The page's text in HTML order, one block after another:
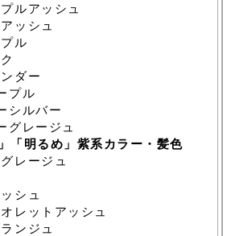
ルアッシュ
ッシュ
ル
ダー
プル
シルバー
グレージュ
「明るめ」紫系カラー・髪色
レージュ
シュ
レットアッシュ
ンジュ